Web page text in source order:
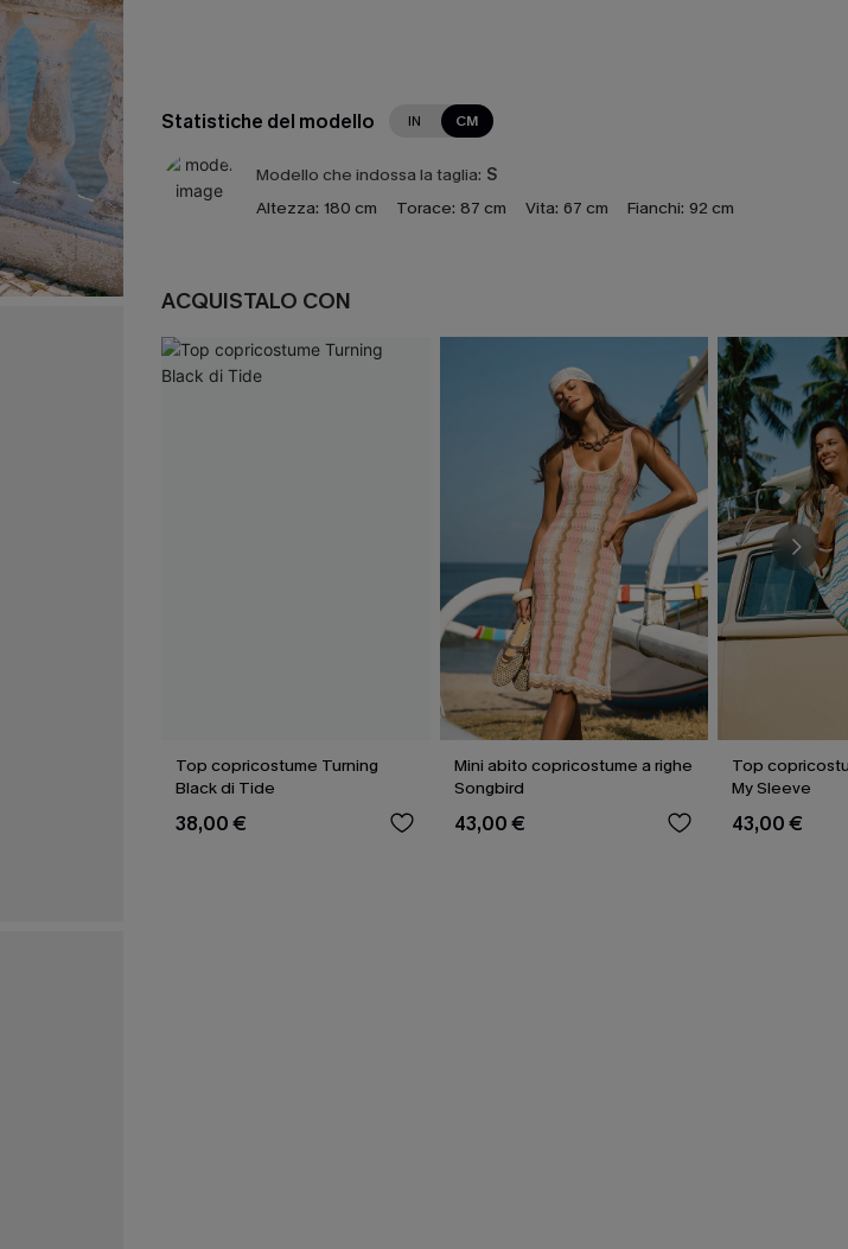
Statistiche del modello IN CM
Modello che indossa la taglia: S
Altezza: 180 cm Torace: 87 cm Vita: 67 cm Fianchi: 92 cm
ACQUISTALO CON
Top copricostume Turning
Black di Tide
38,00 €
Mini abito copricostume a righe
Songbird
43,00 €
Top
My Sleeve
43,00 €